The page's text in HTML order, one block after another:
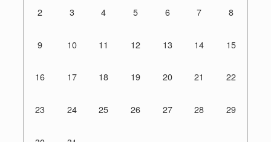
2 3 4 5 6 7 8
9 10 11 12 13 14 15
16 17 18 19 20 21 22
23 24 25 26 27 28 29